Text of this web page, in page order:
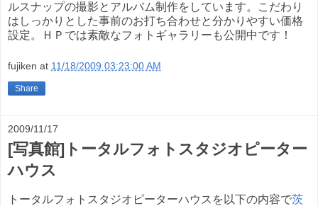
ルスナップの撮影とアルバム制作をしています。こだわり
はしっかりとした事前のお打ち合わせと分かりやすい価格
設定。ＨＰでは素敵なフォトギャラリーも公開中です！
fujiken at 11/18/2009 03:23:00 AM
Share
2009/11/17
[写真館]トータルフォトスタジオピーター
ハウス
トータルフォトスタジオピーターハウスを以下の内容で茨